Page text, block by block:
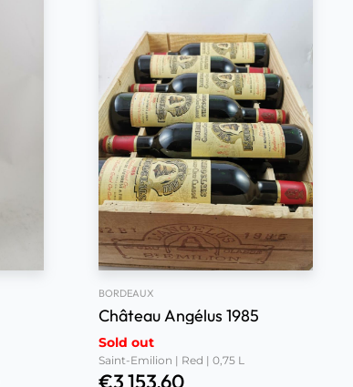
BORDEAUX
Château Angélus 1985
Sold out
Saint-Emilion | Red | 0,75 L
€3 153.60